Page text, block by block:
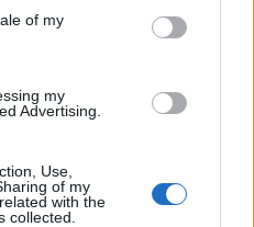
of my
my
Advertising.
Use,
of my
with the
collected.